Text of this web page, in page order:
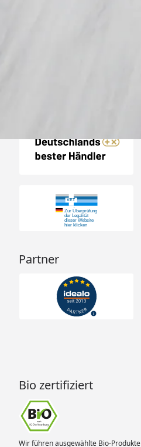
Partner
Bio zertifiziert
Wir führen ausgewählte Bio-Produkte